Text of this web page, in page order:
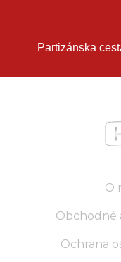
Partizánska
O
Obchodné
Ochrana